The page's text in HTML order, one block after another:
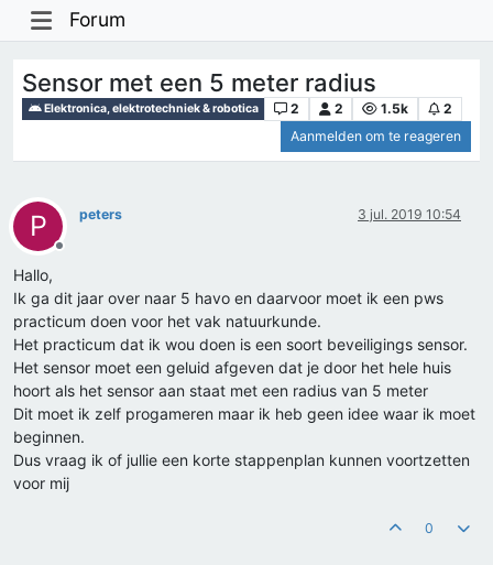
Forum
Sensor met een 5 meter radius
Elektronica, elektrotechniek & robotica 2 2 1.5k
2
Aanmelden om te reageren
P
Offline
peters 3 jul. 2019 10:54
Hallo,
Ik ga dit jaar over naar 5 havo en daarvoor moet ik een pws
practicum doen voor het vak natuurkunde.
Het practicum dat ik wou doen is een soort beveiligings sensor.
Het sensor moet een geluid afgeven dat je door het hele huis
hoort als het sensor aan staat met een radius van 5 meter
Dit moet ik zelf progameren maar ik heb geen idee waar ik moet
beginnen.
Dus vraag ik of jullie een korte stappenplan kunnen voortzetten
voor mij
0